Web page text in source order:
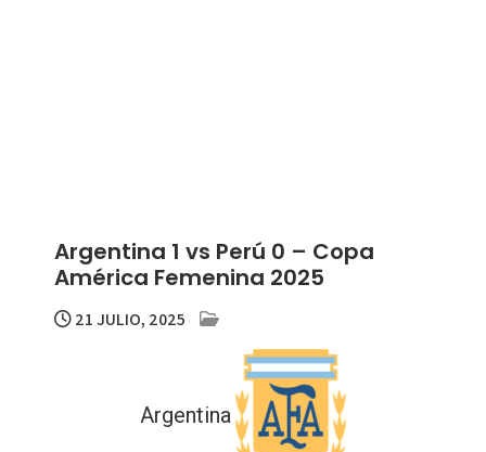
Argentina 1 vs Perú 0 – Copa
América Femenina 2025
21 JULIO, 2025
Argentina